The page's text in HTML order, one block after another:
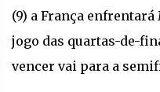
(9) a França
jogo das quartas-de-
vencer vai para a